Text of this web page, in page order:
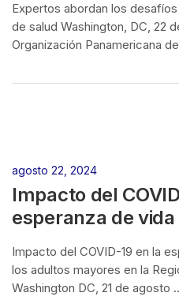
Expertos abordan los
de salud Washington, DC, 22
Organización Panamericana
agosto 22, 2024
Impacto del
esperanza de vida
Impacto del COVID-19 en la
los adultos mayores en la
Washington DC, 21 de agosto